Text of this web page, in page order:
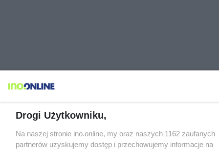
Drogi Użytkowniku,
Na naszej stronie ino.online, my oraz naszych 1162 zaufanych
partnerów uzyskujemy dostęp i przechowujemy informacje na